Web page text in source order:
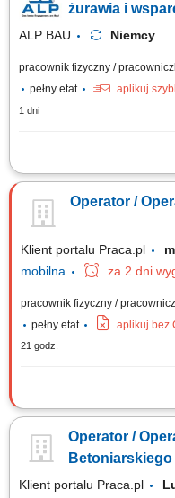
żurawia i
ALP BAU Niemcy
pracownik fizyczny /
pełny etat
aplikuj
1 dni
Opis stanowiska prowadzenie
w pobliżu maszyny,
sprawnej realizacji zadań,
Operator /
Klient portalu Praca.pl
mobilna
za 2 dni
pracownik fizyczny /
pełny etat
aplikuj bez
21 godz.
obsługa ładowarki kołowej o
oraz terenach
maszyny i zgłaszanie
Operator /
Betoniarskiego
Klient portalu Praca.pl